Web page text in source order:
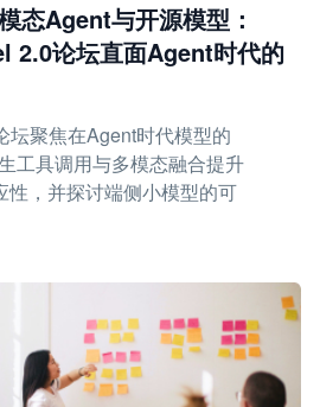
态Agent与开源模型：
2.0论坛直面Agent时代的
坛聚焦在Agent时代模型的
工具调用与多模态融合提升
性，并探讨端侧小模型的可